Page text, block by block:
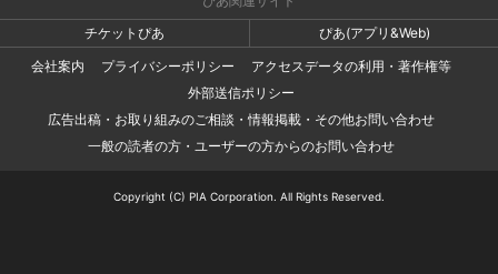
チケットぴあ
ぴあ(アプリ&Web)
会社案内
プライバシーポリシー
アクセスデータの利用・著作権等
外部送信ポリシー
広告出稿・お取り組みのご相談・情報掲載・その他お問い合わせ
一般の読者の方・ユーザーの方からのお問い合わせ
Copyright (C) PIA Corporation. All Rights Reserved.